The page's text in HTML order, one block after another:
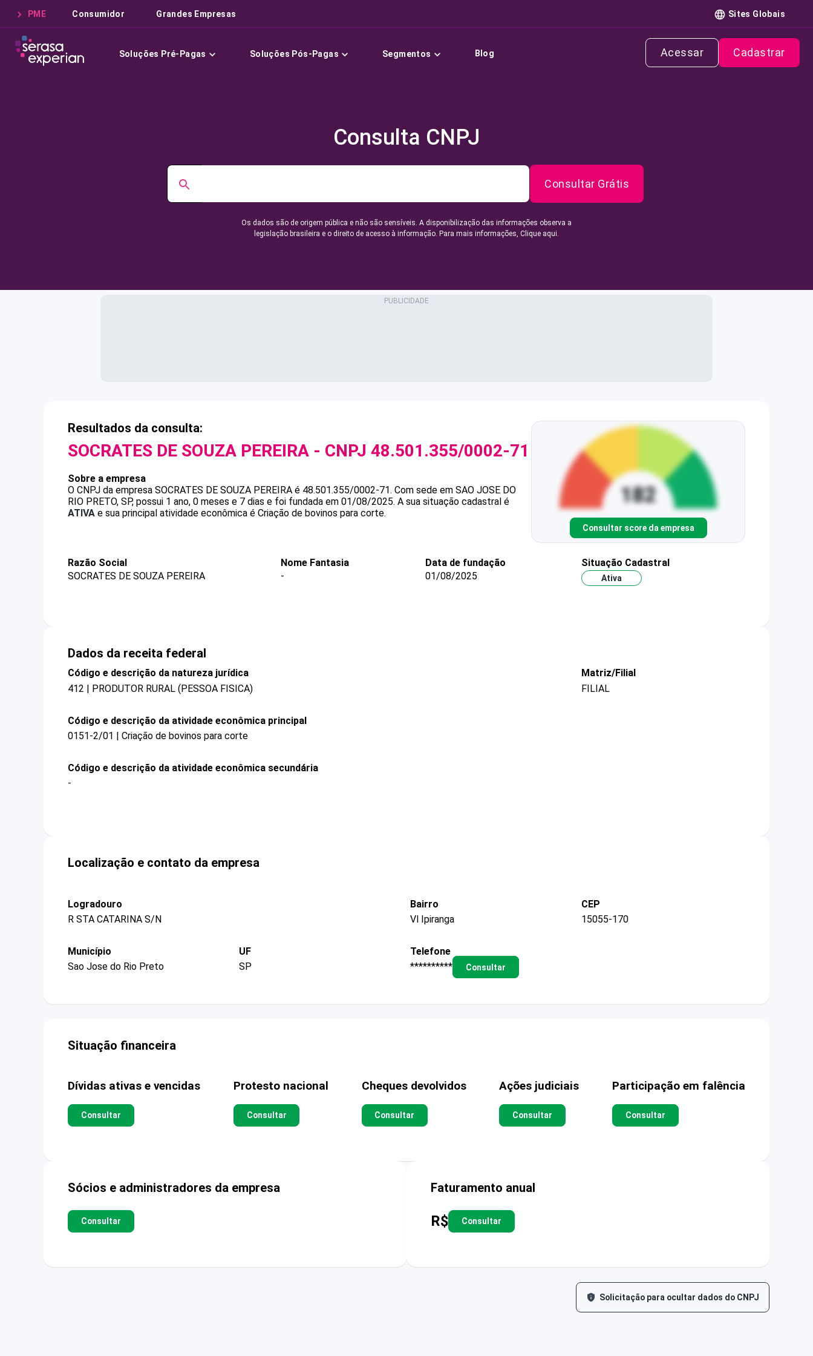
PME Consumidor Grandes Empresas Sites Globais
Soluções Pré-Pagas Soluções Pós-Pagas Segmentos Blog Acessar Cadastrar
Consulta CNPJ
Consultar Grátis
Os dados são de origem pública e não são sensíveis. A disponibilização das informações observa a
legislação brasileira e o direito de acesso à informação. Para mais informações, Clique aqui.
Resultados da consulta:
SOCRATES DE SOUZA PEREIRA - CNPJ 48.501.355/0002-71
Sobre a empresa
O CNPJ da empresa SOCRATES DE SOUZA PEREIRA é 48.501.355/0002-71. Com sede em SAO JOSE DO
RIO PRETO, SP, possui 1 ano, 0 meses e 7 dias e foi fundada em 01/08/2025. A sua situação cadastral é
ATIVA e sua principal atividade econômica é Criação de bovinos para corte.
Consultar score da empresa
Razão Social
SOCRATES DE SOUZA PEREIRA
Nome Fantasia
-
Data de fundação
01/08/2025
Situação Cadastral
Ativa
Dados da receita federal
Código e descrição da natureza jurídica
412 | PRODUTOR RURAL (PESSOA FISICA)
Matriz/Filial
FILIAL
Código e descrição da atividade econômica principal
0151-2/01 | Criação de bovinos para corte
Código e descrição da atividade econômica secundária
-
Localização e contato da empresa
Logradouro
R STA CATARINA S/N
Bairro
Vl Ipiranga
CEP
15055-170
Município
Sao Jose do Rio Preto
UF
SP
Telefone
**********
Consultar
Situação financeira
Dívidas ativas e vencidas
Consultar
Protesto nacional
Consultar
Cheques devolvidos
Consultar
Ações judiciais
Consultar
Participação em falência
Consultar
Sócios e administradores da empresa
Consultar
Faturamento anual
R$ Consultar
Solicitação para ocultar dados do CNPJ